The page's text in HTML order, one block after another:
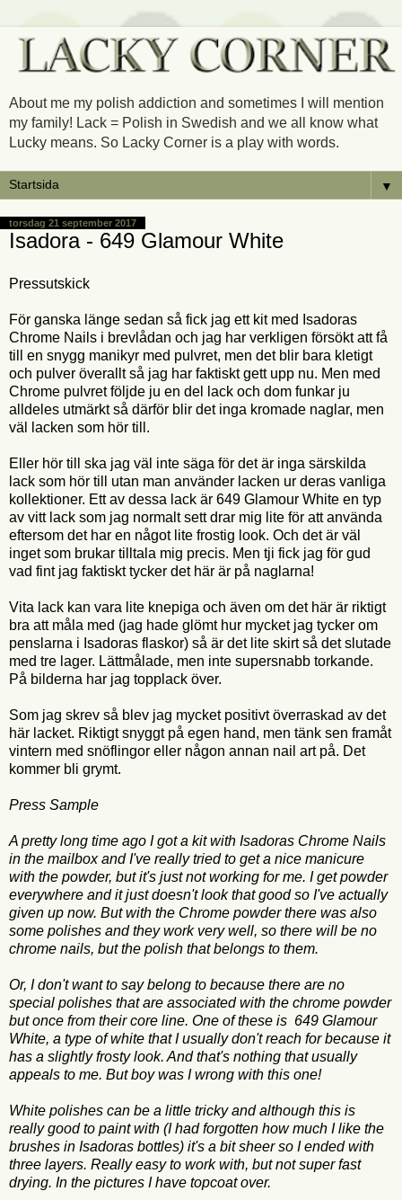
About me my polish addiction and sometimes I will mention
my family! Lack = Polish in Swedish and we all know what
Lucky means. So Lacky Corner is a play with words.
▼
torsdag 21 september 2017
Isadora - 649 Glamour White
Pressutskick
För ganska länge sedan så fick jag ett kit med Isadoras
Chrome Nails i brevlådan och jag har verkligen försökt att få
till en snygg manikyr med pulvret, men det blir bara kletigt
och pulver överallt så jag har faktiskt gett upp nu. Men med
Chrome pulvret följde ju en del lack och dom funkar ju
alldeles utmärkt så därför blir det inga kromade naglar, men
väl lacken som hör till.
Eller hör till ska jag väl inte säga för det är inga särskilda
lack som hör till utan man använder lacken ur deras vanliga
kollektioner. Ett av dessa lack är 649 Glamour White en typ
av vitt lack som jag normalt sett drar mig lite för att använda
eftersom det har en något lite frostig look. Och det är väl
inget som brukar tilltala mig precis. Men tji fick jag för gud
vad fint jag faktiskt tycker det här är på naglarna!
Vita lack kan vara lite knepiga och även om det här är riktigt
bra att måla med (jag hade glömt hur mycket jag tycker om
penslarna i Isadoras flaskor) så är det lite skirt så det slutade
med tre lager. Lättmålade, men inte supersnabb torkande.
På bilderna har jag topplack över.
Som jag skrev så blev jag mycket positivt överraskad av det
här lacket. Riktigt snyggt på egen hand, men tänk sen framåt
vintern med snöflingor eller någon annan nail art på. Det
kommer bli grymt.
Press Sample
A pretty long time ago I got a kit with Isadoras Chrome Nails
in the mailbox and I've really tried to get a nice manicure
with the powder, but it's just not working for me. I get powder
everywhere and it just doesn't look that good so I've actually
given up now. But with the Chrome powder there was also
some polishes and they work very well, so there will be no
chrome nails, but the polish that belongs to them.
Or, I don't want to say belong to because there are no
special polishes that are associated with the chrome powder
but once from their core line. One of these is 649 Glamour
White, a type of white that I usually don't reach for because it
has a slightly frosty look. And that's nothing that usually
appeals to me. But boy was I wrong with this one!
White polishes can be a little tricky and although this is
really good to paint with (I had forgotten how much I like the
brushes in Isadoras bottles) it's a bit sheer so I ended with
three layers. Really easy to work with, but not super fast
drying. In the pictures I have topcoat over.